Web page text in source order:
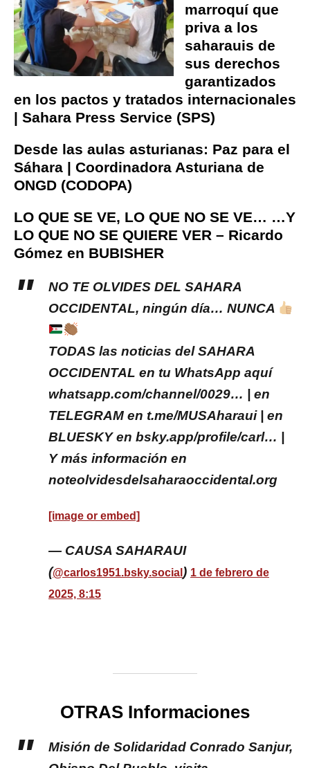
marroquí que
priva a los
saharauis de
sus derechos
garantizados
en los pactos y tratados internacionales
| Sahara Press Service (SPS)
Desde las aulas asturianas: Paz para el
Sáhara | Coordinadora Asturiana de
ONGD (CODOPA)
LO QUE SE VE, LO QUE NO SE VE… …Y
LO QUE NO SE QUIERE VER – Ricardo
Gómez en BUBISHER
NO TE OLVIDES DEL SAHARA
OCCIDENTAL, ningún día… NUNCA
TODAS las noticias del SAHARA
OCCIDENTAL en tu WhatsApp aquí
whatsapp.com/channel/0029… | en
TELEGRAM en t.me/MUSAharaui | en
BLUESKY en bsky.app/profile/carl… |
Y más información en
noteolvidesdelsaharaoccidental.org
[image or embed]
— CAUSA SAHARAUI
(@carlos1951.bsky.social ) 1 de febrero de
2025, 8:15
OTRAS Informaciones
Misión de Solidaridad Conrado Sanjur,